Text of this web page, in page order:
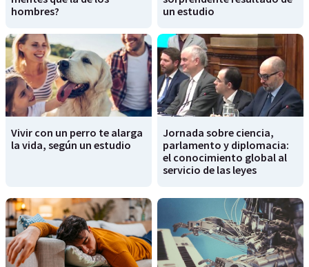
hombres?
un estudio
Vivir con un perro te alarga
la vida, según un estudio
Jornada sobre ciencia,
parlamento y diplomacia:
el conocimiento global al
servicio de las leyes